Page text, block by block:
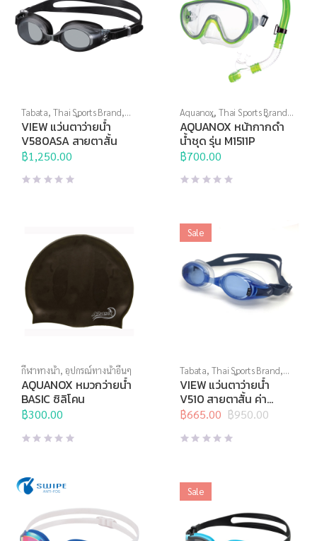
Tabata, Thai Sports Brand,
View,กีฬาทางน้ำ,แว่นตาว่าย
น้ำ,แว่นตาว่ายน้ำสายตา
VIEW แว่นตาว่ายน้ำ
V580ASA สายตาสั้น
฿1,250.00
Aquanox, Thai Sports Brand,
กีฬาทางน้ำ,หน้ากากดำน้ำ,
อุปกรณ์ดำน้ำ
AQUANOX หน้ากากดำ
น้ำชุด รุ่น M1511P
฿700.00
กีฬาทางน้ำ, อุปกรณ์ทางน้ำอื่นๆ
AQUANOX หมวกว่ายน้ำ
BASIC ซิลิโคน
฿300.00
Sale
Tabata, Thai Sports Brand,
View,กีฬาทางน้ำ,แว่นตาว่าย
น้ำ,แว่นตาว่ายน้ำสายตา
VIEW แว่นตาว่ายน้ำ
V510 สายตาสั้น ค่า
สายตา -2.0 ถึง -10.0
฿950.00
Original
price
was:
฿665.00
Current
price
is:
Sale